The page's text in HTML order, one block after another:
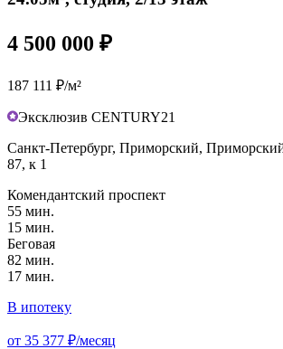
4 500 000 ₽
187 111 ₽/м²
Эксклюзив CENTURY21
Санкт-Петербург, Приморский,
87, к 1
Комендантский проспект
55 мин.
15 мин.
Беговая
82 мин.
17 мин.
В ипотеку
от 35 377 ₽/месяц